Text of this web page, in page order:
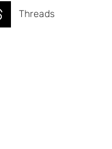
Threads